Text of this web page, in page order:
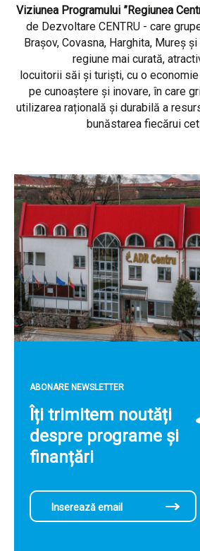
Viziunea Programului ”Regiunea
de Dezvoltare CENTRU - care
Brașov, Covasna, Harghita, Mureș
regiune mai curată,
locuitorii săi și turiști, cu o
pe cunoaștere și inovare, în care
utilizarea rațională și durabilă a
bunăstarea fiecărui
ABONARE NEWSLETTER
Îți trimitem noutăți
despre programe și
finanțări